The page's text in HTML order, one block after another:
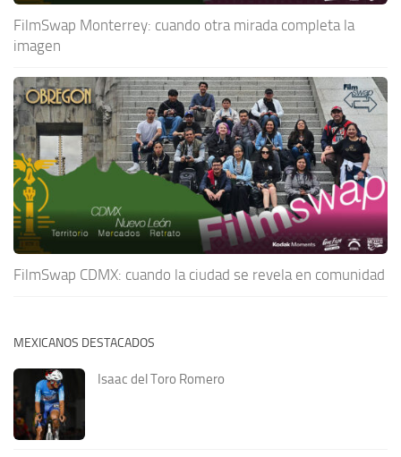
FilmSwap Monterrey: cuando otra mirada completa la
imagen
FilmSwap CDMX: cuando la ciudad se revela en comunidad
MEXICANOS DESTACADOS
Isaac del Toro Romero